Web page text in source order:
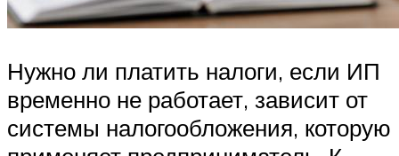
Нужно ли платить налоги, если ИП
временно не работает, зависит от
системы налогообложения, которую